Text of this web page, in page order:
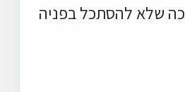
שלא להסתכל בפניה